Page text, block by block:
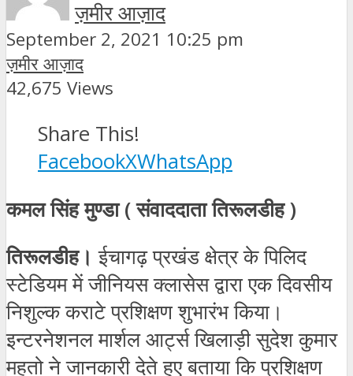
ज़मीर आज़ाद
September 2, 2021 10:25 pm
ज़मीर आज़ाद
42,675 Views
Share This!
FacebookXWhatsApp
कमल सिंह मुण्डा ( संवाददाता तिरूलडीह )
तिरूलडीह। ईचागढ़ प्रखंड क्षेत्र के पिलिद
स्टेडियम में जीनियस क्लासेस द्वारा एक दिवसीय
निशुल्क कराटे प्रशिक्षण शुभारंभ किया।
इन्टरनेशनल मार्शल आर्ट्स खिलाड़ी सुदेश कुमार
महतो ने जानकारी देते हुए बताया कि प्रशिक्षण